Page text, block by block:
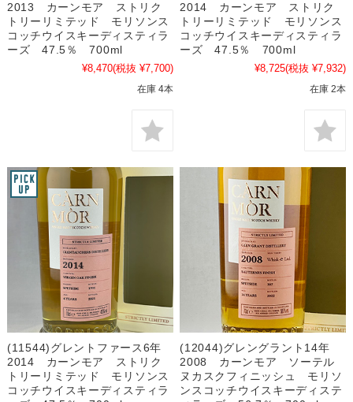
2013 カーンモア ストリク
トリーリミテッド モリソンス
コッチウイスキーディスティラ
ーズ 47.5％ 700ml
¥8,470(税抜 ¥7,700)
在庫 4本
2014 カーンモア ストリク
トリーリミテッド モリソンス
コッチウイスキーディスティラ
ーズ 47.5％ 700ml
¥8,725(税抜 ¥7,932)
在庫 2本
(11544)グレントファース6年
2014 カーンモア ストリク
トリーリミテッド モリソンス
コッチウイスキーディスティラ
(12044)グレングラント14年
2008 カーンモア ソーテル
ヌカスクフィニッシュ モリソ
ンスコッチウイスキーディステ